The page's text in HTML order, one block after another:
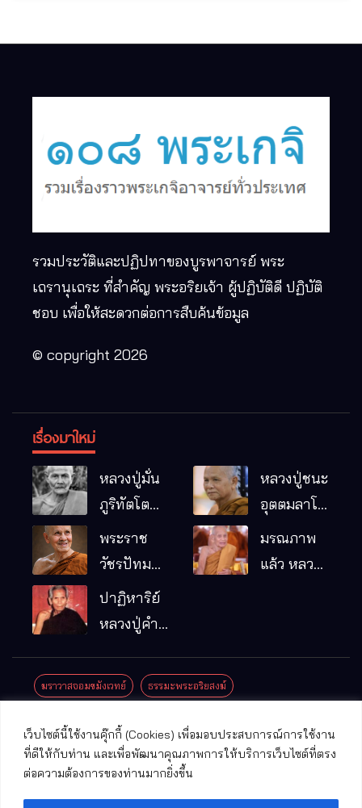
เว็บไซต์นี้ใช้งานคุ๊กกี้ (Cookies) เพื่อมอบประสบการณ์การใช้งาน
ที่ดีให้กับท่าน และเพื่อพัฒนาคุณภาพการให้บริการเว็บไซต์ที่ตรง
ต่อความต้องการของท่านมากยิ่งขึ้น
รวมประวัติและปฏิปทาของบูรพาจารย์ พระ
เถรานุเถระ ที่สำคัญ พระอริยเจ้า ผู้ปฏิบัติดี ปฏิบัติ
ชอบ เพื่อให้สะดวกต่อการสืบค้นข้อมูล
© copyright 2026
เรื่องมาใหม่
หลวงปู่มั่น
ภูริทัตโต
พระอริยเจ้า
ผู้เป็นบิดา
รมฐาน
หลวงปู่ชนะ
อุตตมลาโภ
หมากอื๋อ
พระราช
วัชรปัทม
คุณ (หลวง
ปู่บัวเกตุ
แล้ว วัดป่า
อ.แม่ริม
จ.เชียงใหม่
มรณภาพ
แล้ว หลวง
ปาฏิหาริย์
หลวงปู่คำ
มณี
ฆราวาสจอมขมังเวทย์ ธรรมะพระอริยสงฆ์
ปาฏิหาริย์พระเครื่อง
พระพุทธรูปศักดิ์สิทธิ์ วัดที่สําคัญ